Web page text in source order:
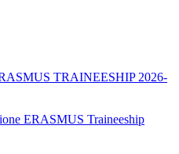
TRAINEESHIP 2026-
ERASMUS Traineeship